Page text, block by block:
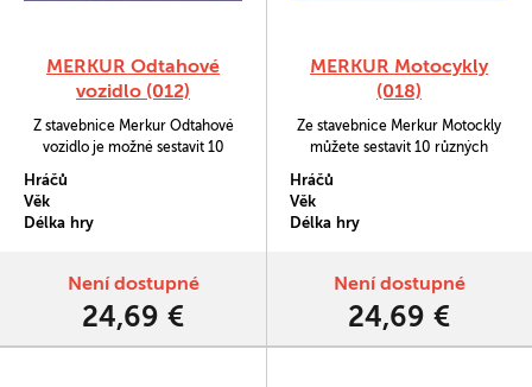
MERKUR Odtahové
vozidlo (012)
Z stavebnice Merkur Odtahové
vozidlo je možné sestavit 10
Hráčů
Věk
Délka hry
Není dostupné
24,69 €
MERKUR Motocykly
(018)
Ze stavebnice Merkur Motockly
můžete sestavit 10 různých
Hráčů
Věk
Délka hry
Není dostupné
24,69 €